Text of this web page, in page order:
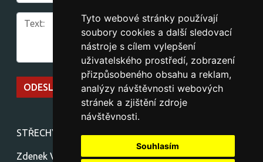
Tyto webové stránky používají
soubory cookies a další sledovací
nástroje s cílem vylepšení
uživatelského prostředí, zobrazení
přizpůsobeného obsahu a reklam,
analýzy návštěvnosti webových
stránek a zjištění zdroje
návštěvnosti.
Souhlasím
STŘECHY-stavby Vávra
Zdenek Vávra